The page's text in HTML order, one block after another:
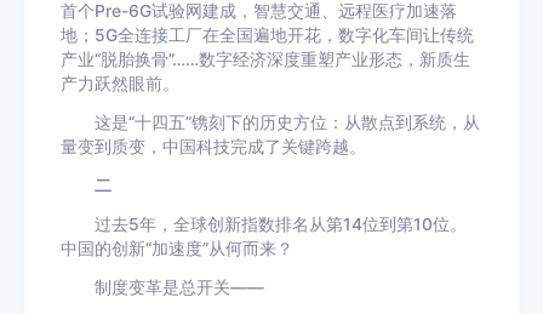
首个Pre-6G试验网建成，智慧交通、远程医疗加速落
地；5G全连接工厂在全国遍地开花，数字化车间让传统
产业“脱胎换骨”……数字经济深度重塑产业形态，新质生
产力跃然眼前。
这是“十四五”镌刻下的历史方位：从散点到系统，从
量变到质变，中国科技完成了关键跨越。
二
过去5年，全球创新指数排名从第14位到第10位。
中国的创新“加速度”从何而来？
制度变革是总开关——